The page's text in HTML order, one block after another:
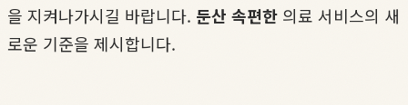
을 지켜나가시길 바랍니다. 둔산 속편한 의료 서비스의 새
로운 기준을 제시합니다.